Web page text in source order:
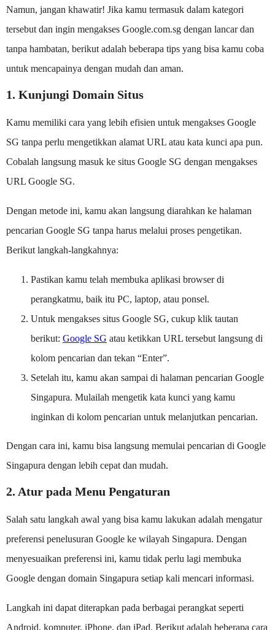
Namun, jangan khawatir! Jika kamu termasuk dalam kategori
tersebut dan ingin mengakses Google.com.sg dengan lancar dan
tanpa hambatan, berikut adalah beberapa tips yang bisa kamu coba
untuk mencapainya dengan mudah dan aman.
1. Kunjungi Domain Situs
Kamu memiliki cara yang lebih efisien untuk mengakses Google
SG tanpa perlu mengetikkan alamat URL atau kata kunci apa pun.
Cobalah langsung masuk ke situs Google SG dengan mengakses
URL Google SG.
Dengan metode ini, kamu akan langsung diarahkan ke halaman
pencarian Google SG tanpa harus melalui proses pengetikan.
Berikut langkah-langkahnya:
Pastikan kamu telah membuka aplikasi browser di
perangkatmu, baik itu PC, laptop, atau ponsel.
Untuk mengakses situs Google SG, cukup klik tautan
berikut: Google SG atau ketikkan URL tersebut langsung di
kolom pencarian dan tekan “Enter”.
Setelah itu, kamu akan sampai di halaman pencarian Google
Singapura. Mulailah mengetik kata kunci yang kamu
inginkan di kolom pencarian untuk melanjutkan pencarian.
Dengan cara ini, kamu bisa langsung memulai pencarian di Google
Singapura dengan lebih cepat dan mudah.
2. Atur pada Menu Pengaturan
Salah satu langkah awal yang bisa kamu lakukan adalah mengatur
preferensi penelusuran Google ke wilayah Singapura. Dengan
menyesuaikan preferensi ini, kamu tidak perlu lagi membuka
Google dengan domain Singapura setiap kali mencari informasi.
Langkah ini dapat diterapkan pada berbagai perangkat seperti
Android, komputer, iPhone, dan iPad. Berikut adalah beberapa cara